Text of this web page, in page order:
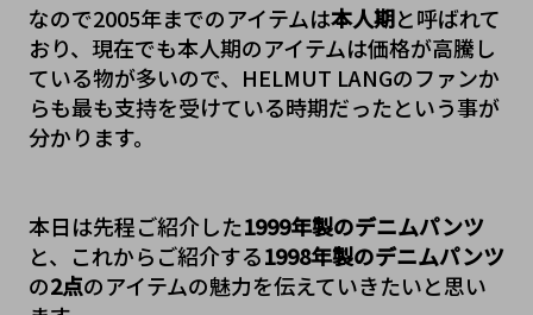
なので2005年までのアイテムは本人期と呼ばれて
おり、現在でも本人期のアイテムは価格が高騰し
ている物が多いので、HELMUT LANGのファンか
らも最も支持を受けている時期だったという事が
分かります。
本日は先程ご紹介した1999年製のデニムパンツ
と、これからご紹介する1998年製のデニムパンツ
の2点のアイテムの魅力を伝えていきたいと思い